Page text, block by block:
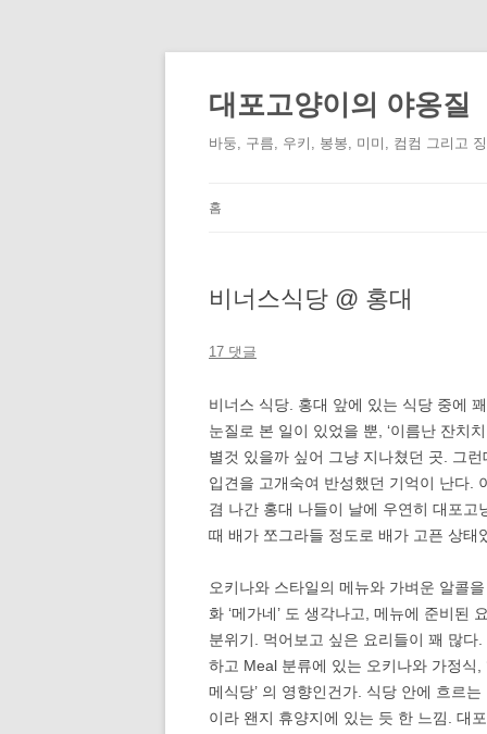
로
너
뛰
대포고양이의 야옹질
바둥, 구름, 우키, 봉봉, 미미, 컴컴 그리고
홈
비너스식당 @ 홍대
17 댓글
비너스 식당. 홍대 앞에 있는 식당 중에
눈질로 본 일이 있었을 뿐, ‘이름난 잔치
별것 있을까 싶어 그냥 지나쳤던 곳. 그
입견을 고개숙여 반성했던 기억이 난다.
겸 나간 홍대 나들이 날에 우연히 대포
때 배가 쪼그라들 정도로 배가 고픈 상
오키나와 스타일의 메뉴와 가벼운 알콜
화 ‘메가네’ 도 생각나고, 메뉴에 준비된
분위기. 먹어보고 싶은 요리들이 꽤 많
하고 Meal 분류에 있는 오키나와 가정식
메식당’ 의 영향인건가. 식당 안에 흐르
이라 왠지 휴양지에 있는 듯 한 느낌. 대